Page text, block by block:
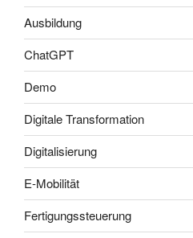
Ausbildung
ChatGPT
Demo
Digitale Transformation
Digitalisierung
E-Mobilität
Fertigungssteuerung